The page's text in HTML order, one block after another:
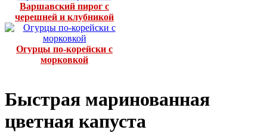
Варшавский пирог с
черешней и клубникой
Огурцы по-корейски с
морковкой
Быстрая маринованная
цветная капуста